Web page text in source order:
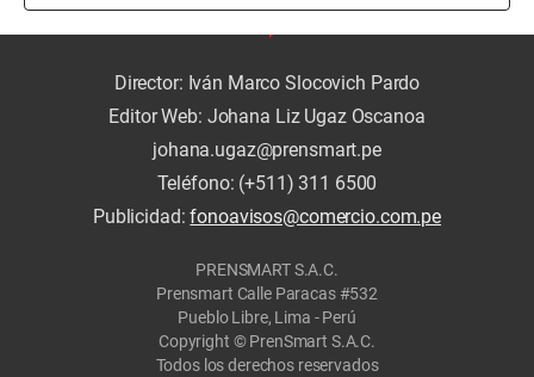
Director: Iván Marco Slocovich Pardo
Editor Web: Johana Liz Ugaz Oscanoa
johana.ugaz@prensmart.pe
Teléfono: (+511) 311 6500
Publicidad:fonoavisos@comercio.com.pe
PRENSMART S.A.C.
Prensmart Calle Paracas #532
Pueblo Libre, Lima - Perú
Copyright © PrenSmart S.A.C.
Todos los derechos reservados